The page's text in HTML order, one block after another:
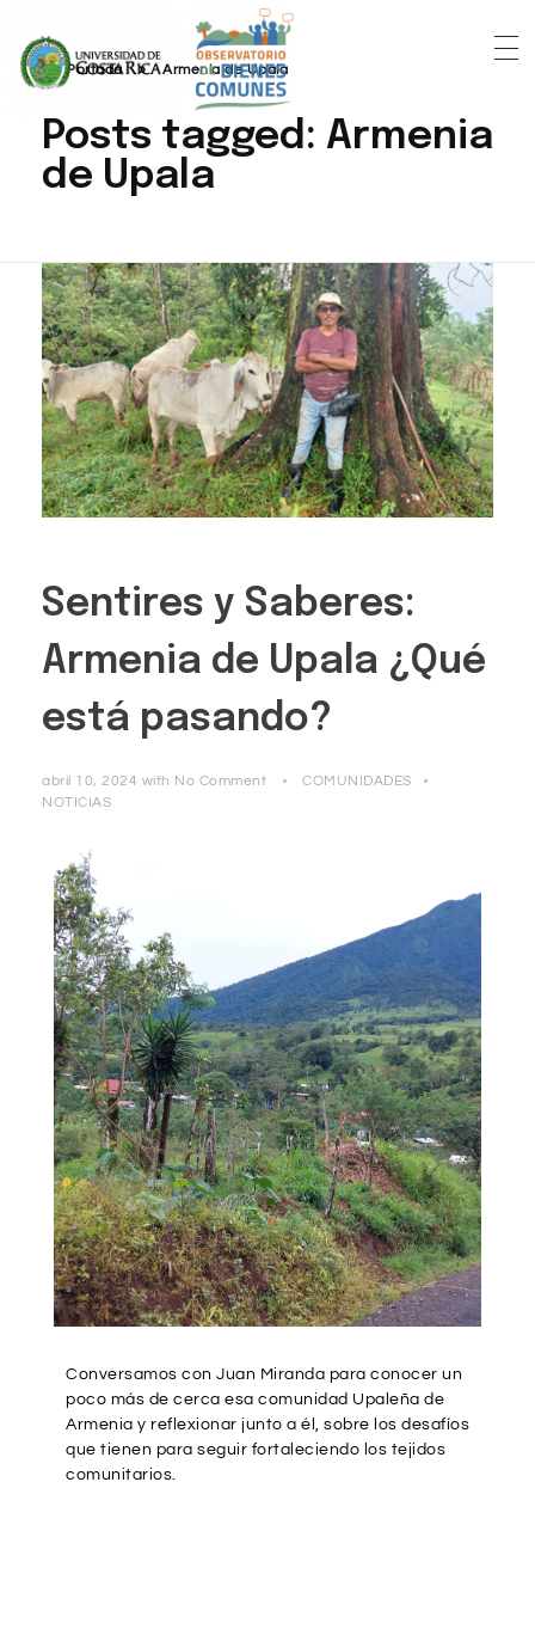
Portada » Armenia de Upala
Posts tagged: Armenia
de Upala
Sentires y Saberes:
Armenia de Upala ¿Qué
está pasando?
abril 10, 2024 with No Comment
COMUNIDADES
NOTICIAS
Conversamos con Juan Miranda para conocer un
poco más de cerca esa comunidad Upaleña de
Armenia y reflexionar junto a él, sobre los desafíos
que tienen para seguir fortaleciendo los tejidos
comunitarios.